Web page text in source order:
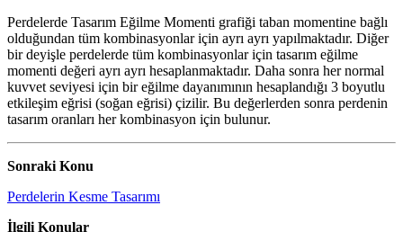
Perdelerde Tasarım Eğilme Momenti grafiği taban momentine bağlı
olduğundan tüm kombinasyonlar için ayrı ayrı yapılmaktadır. Diğer
bir deyişle perdelerde tüm kombinasyonlar için tasarım eğilme
momenti değeri ayrı ayrı hesaplanmaktadır. Daha sonra her normal
kuvvet seviyesi için bir eğilme dayanımının hesaplandığı 3 boyutlu
etkileşim eğrisi (soğan eğrisi) çizilir. Bu değerlerden sonra perdenin
tasarım oranları her kombinasyon için bulunur.
Sonraki Konu
Perdelerin Kesme Tasarımı
İlgili Konular